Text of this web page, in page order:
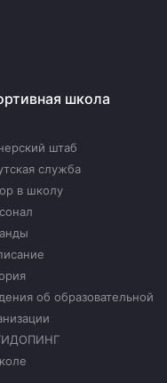
школа
штаб
служба
в школу
об образовательной